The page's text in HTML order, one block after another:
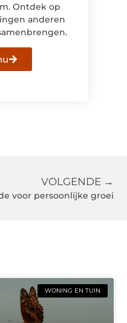
Ontdek op
anderen
VOLGENDE →
voor persoonlijke groei
WONING EN TUIN